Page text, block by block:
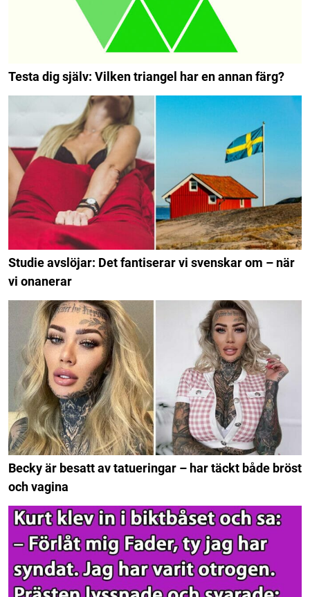
Testa dig själv: Vilken triangel har en annan färg?
Studie avslöjar: Det fantiserar vi svenskar om – när
vi onanerar
Becky är besatt av tatueringar – har täckt både bröst
och vagina